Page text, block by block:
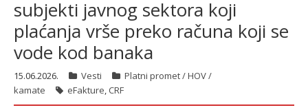
subjekti javnog sektora koji
plaćanja vrše preko računa koji se
vode kod banaka
15.06.2026. Vesti
Platni promet / HOV /
kamate
eFakture, CRF